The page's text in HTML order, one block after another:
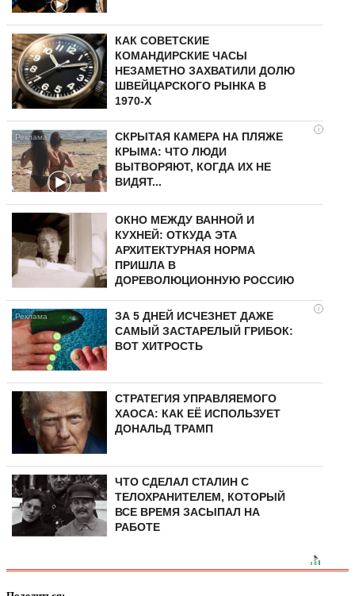
КАК СОВЕТСКИЕ
КОМАНДИРСКИЕ ЧАСЫ
НЕЗАМЕТНО ЗАХВАТИЛИ ДОЛЮ
ШВЕЙЦАРСКОГО РЫНКА В
1970-Х
i
СКРЫТАЯ КАМЕРА НА ПЛЯЖЕ
КРЫМА: ЧТО ЛЮДИ
ВЫТВОРЯЮТ, КОГДА ИХ НЕ
ВИДЯТ...
ОКНО МЕЖДУ ВАННОЙ И
КУХНЕЙ: ОТКУДА ЭТА
АРХИТЕКТУРНАЯ НОРМА
ПРИШЛА В
ДОРЕВОЛЮЦИОННУЮ РОССИЮ
i
ЗА 5 ДНЕЙ ИСЧЕЗНЕТ ДАЖЕ
САМЫЙ ЗАСТАРЕЛЫЙ ГРИБОК:
ВОТ ХИТРОСТЬ
СТРАТЕГИЯ УПРАВЛЯЕМОГО
ХАОСА: КАК ЕЁ ИСПОЛЬЗУЕТ
ДОНАЛЬД ТРАМП
ЧТО СДЕЛАЛ СТАЛИН С
ТЕЛОХРАНИТЕЛЕМ, КОТОРЫЙ
ВСЕ ВРЕМЯ ЗАСЫПАЛ НА
РАБОТЕ